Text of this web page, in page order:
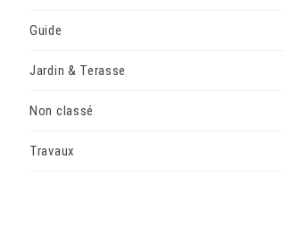
Guide
Jardin & Terasse
Non classé
Travaux